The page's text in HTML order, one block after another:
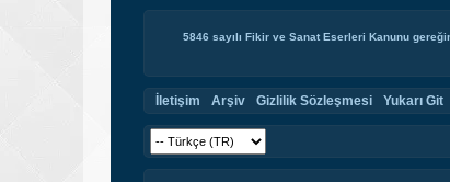
5846 sayılı Fikir ve Sanat Eserleri Kanunu
İletişim Arşiv Gizlilik Sözleşmesi Yukarı Git